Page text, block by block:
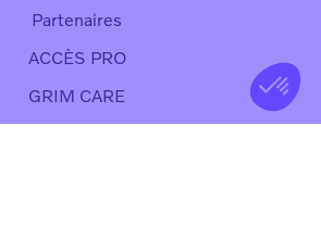
Partenaires
ACCÈS PRO
GRIM CARE